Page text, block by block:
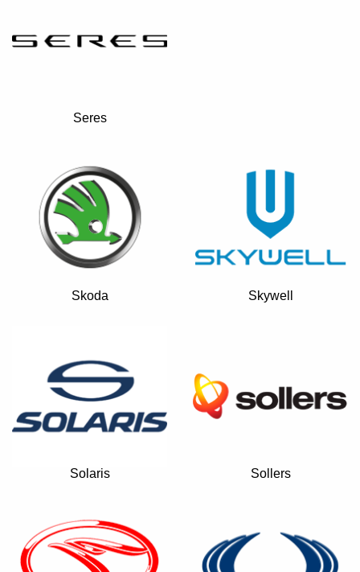
Seres
Skoda Skywell
Solaris Sollers